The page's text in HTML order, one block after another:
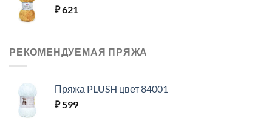
₽621
РЕКОМЕНДУЕМАЯ ПРЯЖА
Пряжа PLUSH цвет 84001
₽599